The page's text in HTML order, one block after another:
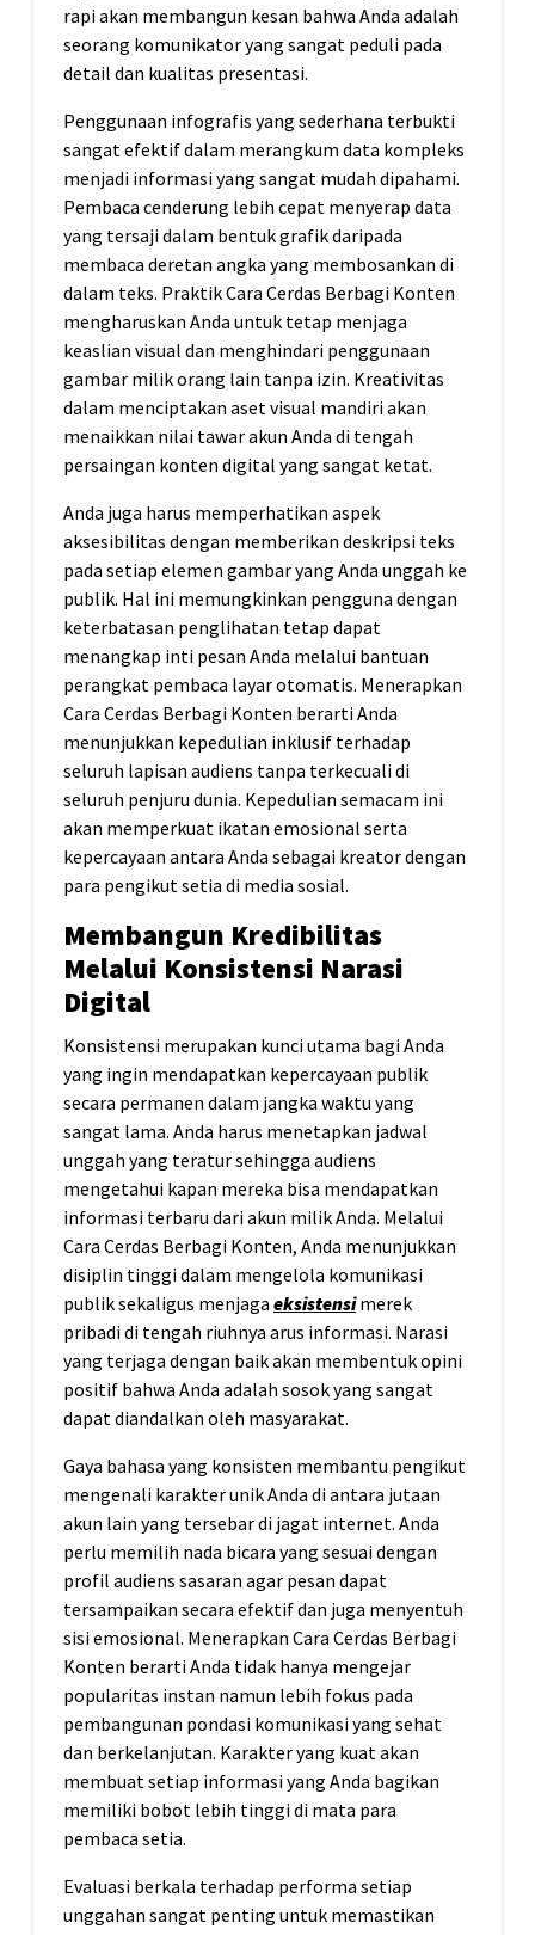
rapi akan membangun kesan bahwa Anda adalah
seorang komunikator yang sangat peduli pada
detail dan kualitas presentasi.
Penggunaan infografis yang sederhana terbukti
sangat efektif dalam merangkum data kompleks
menjadi informasi yang sangat mudah dipahami.
Pembaca cenderung lebih cepat menyerap data
yang tersaji dalam bentuk grafik daripada
membaca deretan angka yang membosankan di
dalam teks. Praktik Cara Cerdas Berbagi Konten
mengharuskan Anda untuk tetap menjaga
keaslian visual dan menghindari penggunaan
gambar milik orang lain tanpa izin. Kreativitas
dalam menciptakan aset visual mandiri akan
menaikkan nilai tawar akun Anda di tengah
persaingan konten digital yang sangat ketat.
Anda juga harus memperhatikan aspek
aksesibilitas dengan memberikan deskripsi teks
pada setiap elemen gambar yang Anda unggah ke
publik. Hal ini memungkinkan pengguna dengan
keterbatasan penglihatan tetap dapat
menangkap inti pesan Anda melalui bantuan
perangkat pembaca layar otomatis. Menerapkan
Cara Cerdas Berbagi Konten berarti Anda
menunjukkan kepedulian inklusif terhadap
seluruh lapisan audiens tanpa terkecuali di
seluruh penjuru dunia. Kepedulian semacam ini
akan memperkuat ikatan emosional serta
kepercayaan antara Anda sebagai kreator dengan
para pengikut setia di media sosial.
Membangun Kredibilitas
Melalui Konsistensi Narasi
Digital
Konsistensi merupakan kunci utama bagi Anda
yang ingin mendapatkan kepercayaan publik
secara permanen dalam jangka waktu yang
sangat lama. Anda harus menetapkan jadwal
unggah yang teratur sehingga audiens
mengetahui kapan mereka bisa mendapatkan
informasi terbaru dari akun milik Anda. Melalui
Cara Cerdas Berbagi Konten, Anda menunjukkan
disiplin tinggi dalam mengelola komunikasi
publik sekaligus menjaga eksistensimerek
pribadi di tengah riuhnya arus informasi. Narasi
yang terjaga dengan baik akan membentuk opini
positif bahwa Anda adalah sosok yang sangat
dapat diandalkan oleh masyarakat.
Gaya bahasa yang konsisten membantu pengikut
mengenali karakter unik Anda di antara jutaan
akun lain yang tersebar di jagat internet. Anda
perlu memilih nada bicara yang sesuai dengan
profil audiens sasaran agar pesan dapat
tersampaikan secara efektif dan juga menyentuh
sisi emosional. Menerapkan Cara Cerdas Berbagi
Konten berarti Anda tidak hanya mengejar
popularitas instan namun lebih fokus pada
pembangunan pondasi komunikasi yang sehat
dan berkelanjutan. Karakter yang kuat akan
membuat setiap informasi yang Anda bagikan
memiliki bobot lebih tinggi di mata para
pembaca setia.
Evaluasi berkala terhadap performa setiap
unggahan sangat penting untuk memastikan